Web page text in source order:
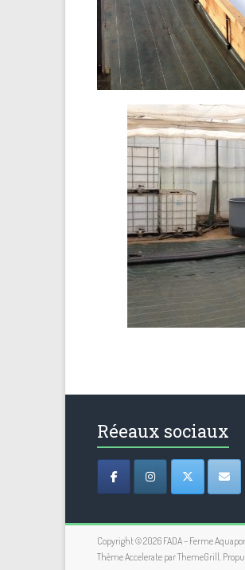
Réeaux sociaux
Copyright © 2026 FADA – Ferme
ThèmeAccelerate par ThemeGrill.